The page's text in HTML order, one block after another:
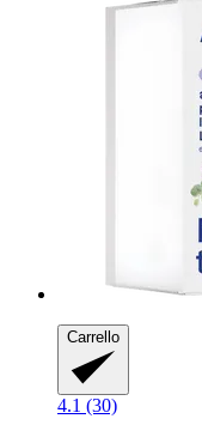
Carrello
4.1 (30)